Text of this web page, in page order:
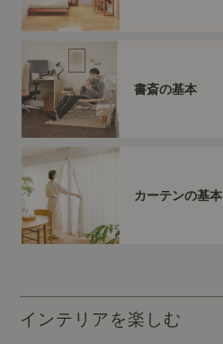
書斎の基本
カーテンの基本
インテリアを楽しむ